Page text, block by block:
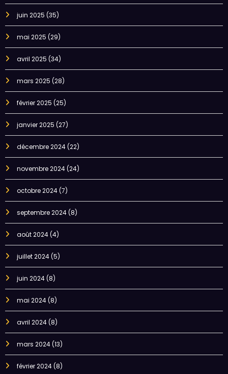
juin 2025 (35)
mai 2025 (29)
avril 2025 (34)
mars 2025 (28)
février 2025 (25)
janvier 2025 (27)
décembre 2024(22)
novembre 2024(24)
octobre 2024(7)
septembre 2024(8)
août 2024(4)
juillet 2024(5)
juin 2024(8)
mai 2024(8)
avril 2024(8)
mars 2024(13)
février 2024(8)